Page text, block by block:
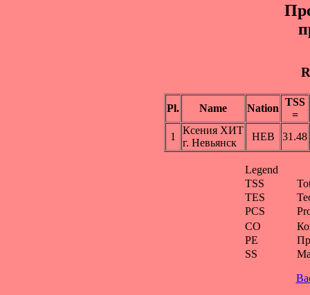
Pl. Name Nation
TSS
=
1
Ксения ХИТ
г. Невьянск
НЕВ 31.48
Legend
TSS
TES
PCS
CO
PE
SS